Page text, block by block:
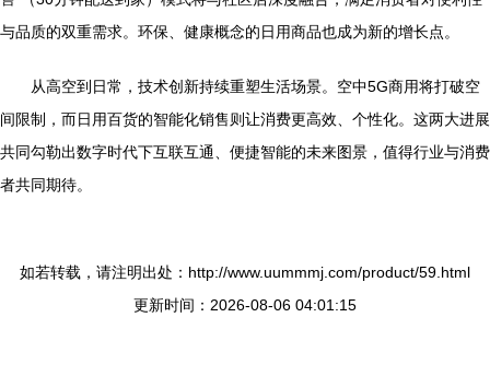
与品质的双重需求。环保、健康概念的日用商品也成为新的增长点。
从高空到日常，技术创新持续重塑生活场景。空中5G商用将打破空
间限制，而日用百货的智能化销售则让消费更高效、个性化。这两大进展
共同勾勒出数字时代下互联互通、便捷智能的未来图景，值得行业与消费
者共同期待。
如若转载，请注明出处：http://www.uummmj.com/product/59.html
更新时间：2026-08-06 04:01:15